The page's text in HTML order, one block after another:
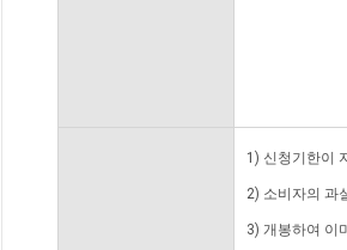
1) 신청기한이
2) 소비자의 과
3) 개봉하여 이